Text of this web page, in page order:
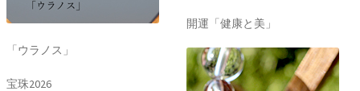
「ウラノス」
宝珠2026
開運「健康と美」